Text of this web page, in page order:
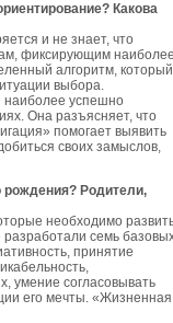
Какова
и не знает, что
фиксирующим
алгоритм, который
выбора.
наиболее успешно
Она разъясняет, что
помогает выявить
своих замыслов,
Родители,
необходимо
семь
принятие
умение согласовывать
его мечты. «Жизненная